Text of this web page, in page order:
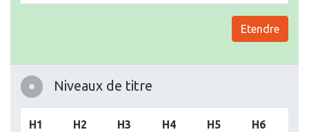
Etendre
Niveaux de titre
H1 H2 H3 H4 H5 H6